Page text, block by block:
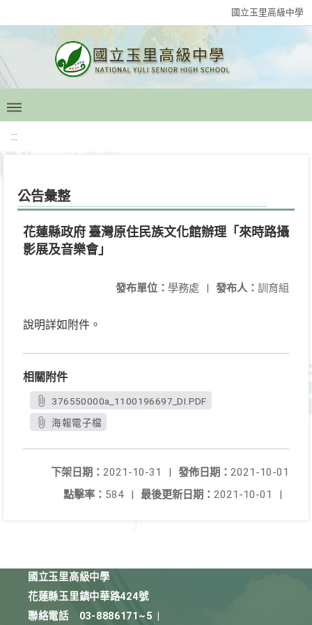
國立玉里高級中學
:::
公告彙整
花蓮縣政府 臺灣原住民族文化館辦理「來時路攝
影展及音樂會」
發布人： 訓育組
發布單位： 學務處 |
說明詳如附件。
相關附件
376550000a_1100196697_DI.PDF
海報電子檔
發佈日期： 2021-10-01
下架日期： 2021-10-31
|
最後更新日期： 2021-10-01 |
點擊率： 584 |
國立玉里高級中學
花蓮縣玉里鎮中華路424號
聯絡電話
03-8886171~5